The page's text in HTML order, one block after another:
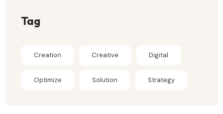
Tag
Creation Creative Digital
Optimize Solution Strategy